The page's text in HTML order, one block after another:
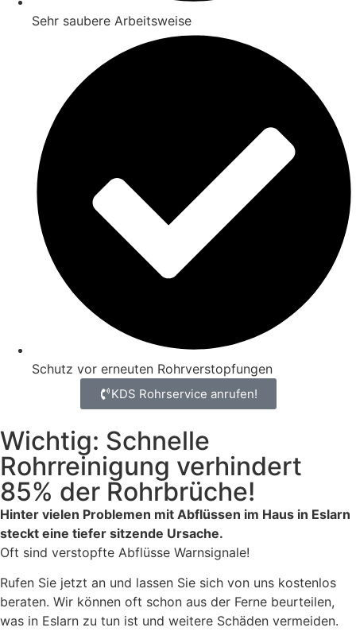
Sehr saubere Arbeitsweise
Schutz vor erneuten Rohrverstopfungen
KDS Rohrservice anrufen!
Wichtig: Schnelle
Rohrreinigung verhindert
85% der Rohrbrüche!
Hinter vielen Problemen mit Abflüssen im Haus in Eslarn
steckt eine tiefer sitzende Ursache.
Oft sind verstopfte Abflüsse Warnsignale!
Rufen Sie jetzt an und lassen Sie sich von uns kostenlos
beraten. Wir können oft schon aus der Ferne beurteilen,
was in Eslarn zu tun ist und weitere Schäden vermeiden.